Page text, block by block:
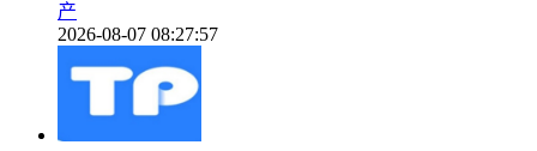
产
2026-08-07 08:27:57